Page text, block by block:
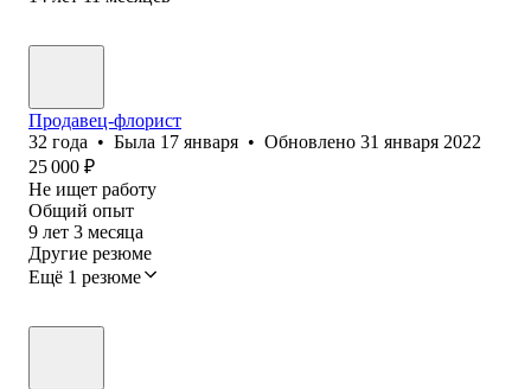
Продавец-флорист
32 года • Была 17 января • Обновлено 31 января 2022
25 000 ₽
Не ищет работу
Общий опыт
9 лет 3 месяца
Другие резюме
Ещё 1 резюме